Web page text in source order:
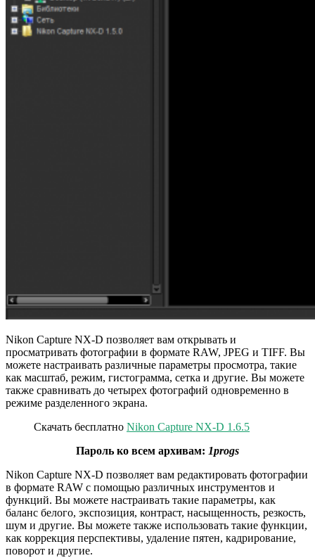
Nikon Capture NX-D позволяет вам открывать и
просматривать фотографии в формате RAW, JPEG и TIFF. Вы
можете настраивать различные параметры просмотра, такие
как масштаб, режим, гистограмма, сетка и другие. Вы можете
также сравнивать до четырех фотографий одновременно в
режиме разделенного экрана.
Скачать бесплатно Nikon Capture NX-D 1.6.5
Пароль ко всем архивам: 1progs
Nikon Capture NX-D позволяет вам редактировать фотографии
в формате RAW с помощью различных инструментов и
функций. Вы можете настраивать такие параметры, как
баланс белого, экспозиция, контраст, насыщенность, резкость,
шум и другие. Вы можете также использовать такие функции,
как коррекция перспективы, удаление пятен, кадрирование,
поворот и другие.